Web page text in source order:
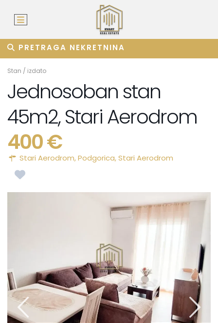
PRETRAGA NEKRETNINA
Stan / izdato
Jednosoban stan
45m2, Stari Aerodrom
400 €
Stari Aerodrom,Podgorica,Stari Aerodrom